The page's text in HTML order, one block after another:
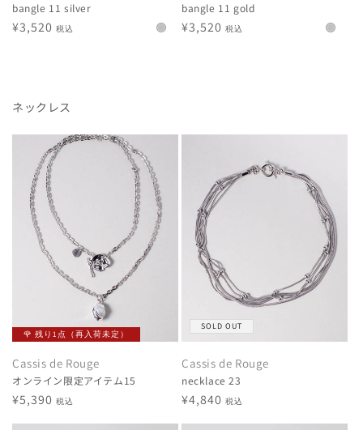
bangle 11 silver
通
¥3,520 税込
bangle 11 gold
通
¥3,520 税込
ネックレス
🌹 残り1点（再入荷未定）
Cassis de Rouge
オンライン限定アイテム15
通
常
¥5,390 税込
SOLD OUT
Cassis de Rouge
necklace 23
通
常
¥4,840 税込